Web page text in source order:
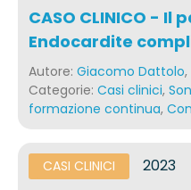
CASO CLINICO - Il
Endocardite
Autore: Giacomo Dattolo,
Categorie: Casi clinici,
formazione continua,
CASI CLINICI 2023